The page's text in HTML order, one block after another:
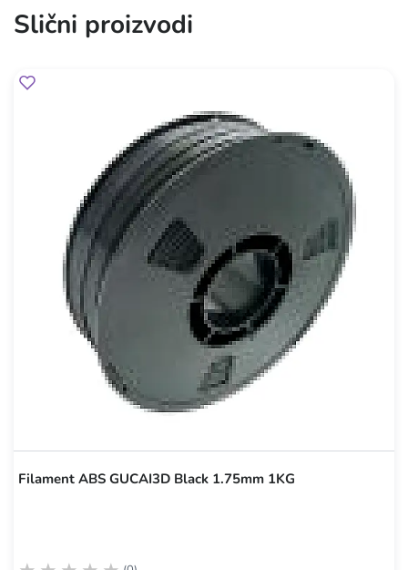
Slični proizvodi
Filament ABS GUCAI3D Black 1.75mm 1KG